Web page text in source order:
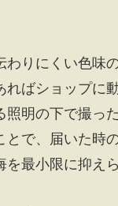
わりにくい色味
ればショップに
照明の下で撮っ
とで、届いた時
最小限に抑えら